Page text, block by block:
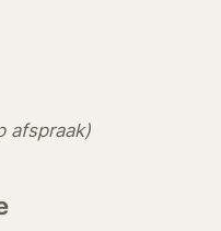
afspraak)